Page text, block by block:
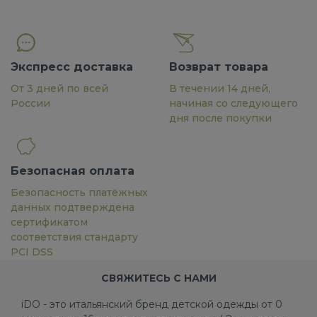
Экспресс доставка
От 3 дней по всей
России
Возврат товара
В течении 14 дней,
начиная со следующего
дня после покупки
Безопасная оплата
Безопасность платёжных
данных подтверждена
сертификатом
соответствия стандарту
PCI DSS
СВЯЖИТЕСЬ С НАМИ
iDO - это итальянский бренд детской одежды от 0